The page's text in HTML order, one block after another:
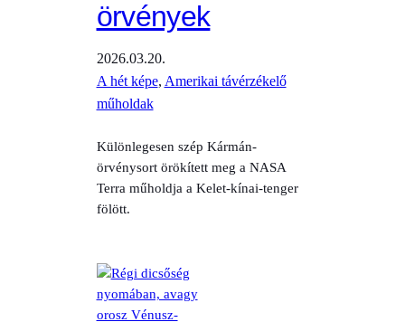
örvények
2026.03.20.
A hét képe, Amerikai távérzékelő
műholdak
Különlegesen szép Kármán-
örvénysort örökített meg a NASA
Terra műholdja a Kelet-kínai-tenger
fölött.